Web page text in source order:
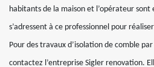
habitants de la maison et l’opérateur
s’adressent à ce professionnel pour
Pour des travaux d’isolation de comble
contactez l’entreprise Sigler renovation.